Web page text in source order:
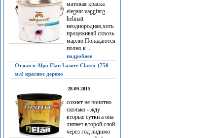
матовая краска
elegant vaggfarg
helmatt
неоднородная,хоть
процеживай сквозь
марлю.Попадаются
полно к ...
подробнее
Отзыв к Alpa Elan Lasure Classic (750
мл) красное дерево
28-09-2015
сохнет не понятно
сколько - жду
вторые сутки а она
липнет второй слой
через год видимо